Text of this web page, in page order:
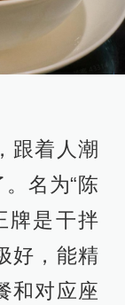
跟着人潮
名为“陈
牌是干拌
好，能精
和对应座